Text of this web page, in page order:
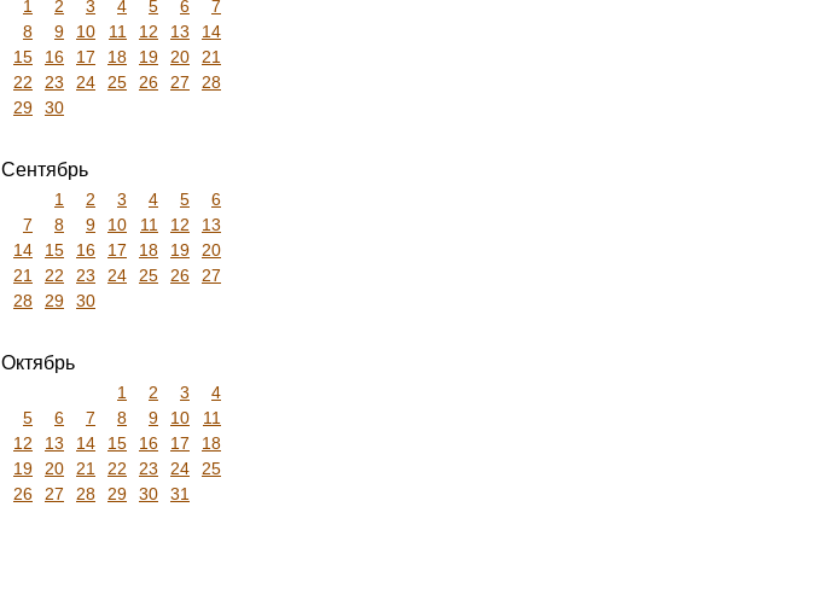
1 2 3 4 5 6
7
8
9 10 11 12 13
14
15
16 17 18 19 20
21
22
23 24 25 26 27
28
29
30
Сентябрь
1 2 3 4 5
6
7
8 9 10 11 12
13
14
15 16 17 18 19
20
21
22 23 24 25 26
27
28
29 30
Октябрь
1 2 3
4
5
6 7 8 9 10
11
12
13 14 15 16 17
18
19
20 21 22 23 24
25
26
27 28 29 30 31